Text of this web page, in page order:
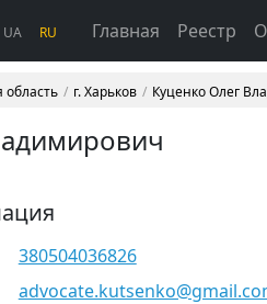
UA RU Главная Реестр
область г. Харьков Куценко Олег
380504036826